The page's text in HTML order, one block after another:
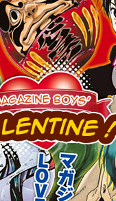
terminés
(132)
terminés
(88)
en pause (7)
licenciés (19)
abandonnés